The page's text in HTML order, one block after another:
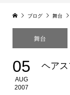
ブログ 舞台
舞台
05
AUG
2007
ヘア